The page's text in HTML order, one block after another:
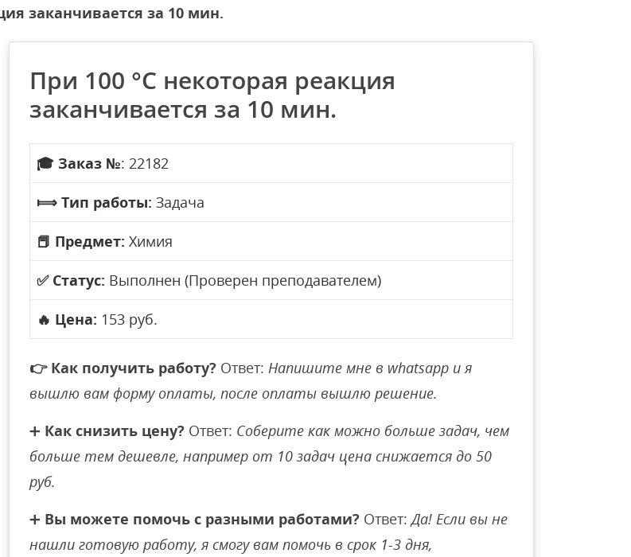
заканчивается за 10 мин.
При 100 °С некоторая реакция
заканчивается за 10 мин.
🎓 Заказ №: 22182
⟾ Тип работы: Задача
📕 Предмет: Химия
✅ Статус: Выполнен (Проверен преподавателем)
🔥 Цена: 153 руб.
👉 Как получить работу? Ответ: Напишите мне в whatsapp и я
вышлю вам форму оплаты, после оплаты вышлю решение.
➕ Как снизить цену? Ответ: Соберите как можно больше задач, чем
больше тем дешевле, например от 10 задач цена снижается до 50
руб.
➕ Вы можете помочь с разными работами? Ответ:Да! Если вы не
нашли готовую работу, я смогу вам помочь в срок 1-3 дня,